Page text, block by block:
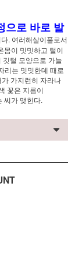
으로 바로 발
. 여러해살이풀로서
몸이 밋밋하고 털이
털 모양으로 가늘
리는 밋밋한데 때로
가지런히 자라나
꽃은 지름이
씨가 맺힌다.